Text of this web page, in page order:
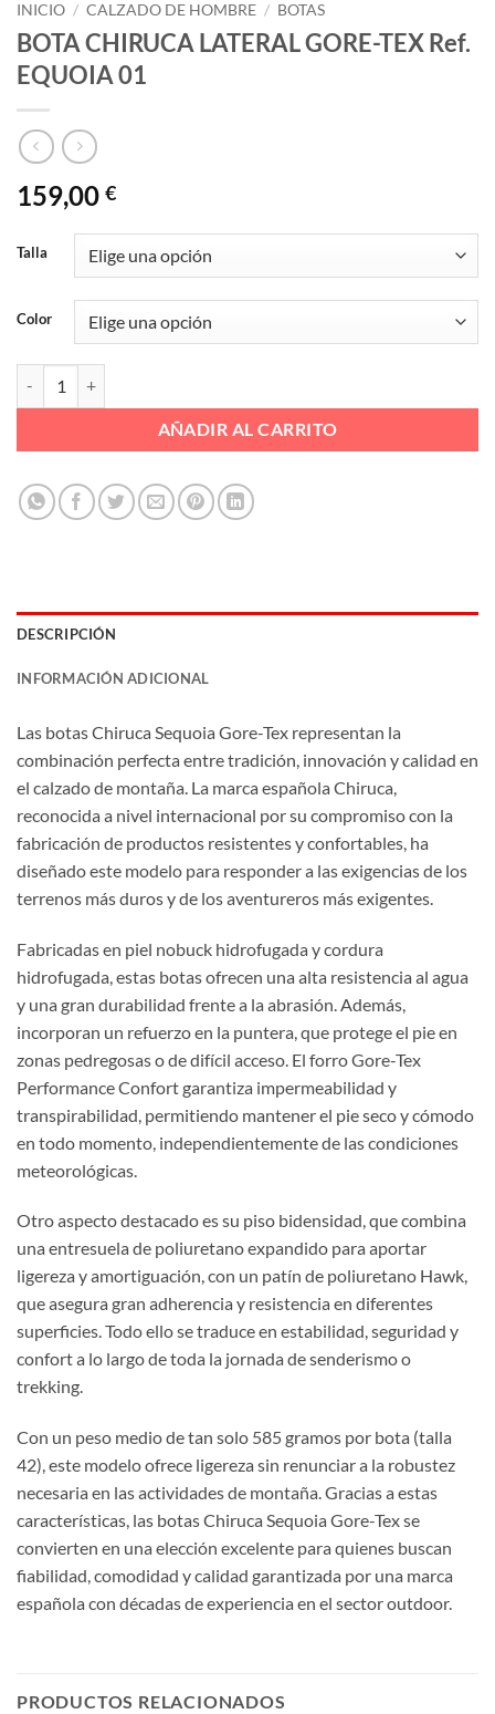
INICIO / CALZADO DE HOMBRE / BOTAS
BOTA CHIRUCA LATERAL GORE-TEX Ref.
EQUOIA 01
159,00 €
Talla
Color
AÑADIR AL CARRITO
DESCRIPCIÓN
INFORMACIÓN ADICIONAL
Las botas Chiruca Sequoia Gore-Tex representan la
combinación perfecta entre tradición, innovación y calidad en
el calzado de montaña. La marca española Chiruca,
reconocida a nivel internacional por su compromiso con la
fabricación de productos resistentes y confortables, ha
diseñado este modelo para responder a las exigencias de los
terrenos más duros y de los aventureros más exigentes.
Fabricadas en piel nobuck hidrofugada y cordura
hidrofugada, estas botas ofrecen una alta resistencia al agua
y una gran durabilidad frente a la abrasión. Además,
incorporan un refuerzo en la puntera, que protege el pie en
zonas pedregosas o de difícil acceso. El forro Gore-Tex
Performance Confort garantiza impermeabilidad y
transpirabilidad, permitiendo mantener el pie seco y cómodo
en todo momento, independientemente de las condiciones
meteorológicas.
Otro aspecto destacado es su piso bidensidad, que combina
una entresuela de poliuretano expandido para aportar
ligereza y amortiguación, con un patín de poliuretano Hawk,
que asegura gran adherencia y resistencia en diferentes
superficies. Todo ello se traduce en estabilidad, seguridad y
confort a lo largo de toda la jornada de senderismo o
trekking.
Con un peso medio de tan solo 585 gramos por bota (talla
42), este modelo ofrece ligereza sin renunciar a la robustez
necesaria en las actividades de montaña. Gracias a estas
características, las botas Chiruca Sequoia Gore-Tex se
convierten en una elección excelente para quienes buscan
fiabilidad, comodidad y calidad garantizada por una marca
española con décadas de experiencia en el sector outdoor.
PRODUCTOS RELACIONADOS